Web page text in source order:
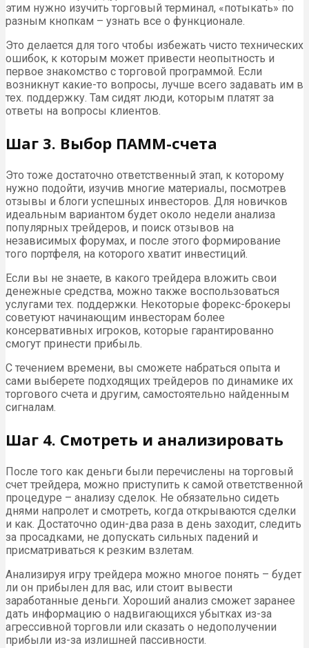
этим нужно изучить торговый терминал, «потыкать» по
разным кнопкам – узнать все о функционале.
Это делается для того чтобы избежать чисто технических
ошибок, к которым может привести неопытность и
первое знакомство с торговой программой. Если
возникнут какие-то вопросы, лучше всего задавать им в
тех. поддержку. Там сидят люди, которым платят за
ответы на вопросы клиентов.
Шаг 3. Выбор ПАММ-счета
Это тоже достаточно ответственный этап, к которому
нужно подойти, изучив многие материалы, посмотрев
отзывы и блоги успешных инвесторов. Для новичков
идеальным вариантом будет около недели анализа
популярных трейдеров, и поиск отзывов на
независимых форумах, и после этого формирование
того портфеля, на которого хватит инвестиций.
Если вы не знаете, в какого трейдера вложить свои
денежные средства, можно также воспользоваться
услугами тех. поддержки. Некоторые форекс-брокеры
советуют начинающим инвесторам более
консервативных игроков, которые гарантированно
смогут принести прибыль.
С течением времени, вы сможете набраться опыта и
сами выберете подходящих трейдеров по динамике их
торгового счета и другим, самостоятельно найденным
сигналам.
Шаг 4. Смотреть и анализировать
После того как деньги были перечислены на торговый
счет трейдера, можно приступить к самой ответственной
процедуре – анализу сделок. Не обязательно сидеть
днями напролет и смотреть, когда открываются сделки
и как. Достаточно один-два раза в день заходит, следить
за просадками, не допускать сильных падений и
присматриваться к резким взлетам.
Анализируя игру трейдера можно многое понять – будет
ли он прибылен для вас, или стоит вывести
заработанные деньги. Хороший анализ сможет заранее
дать информацию о надвигающихся убытках из-за
агрессивной торговли или сказать о недополучении
прибыли из-за излишней пассивности.